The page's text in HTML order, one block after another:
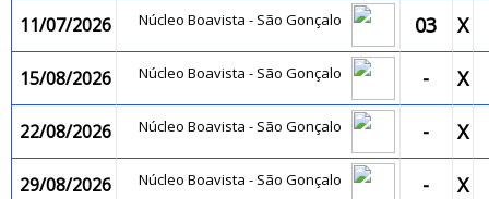
11/07/2026 Núcleo Boavista - São Gonçalo 03 X
15/08/2026 Núcleo Boavista - São Gonçalo - X
22/08/2026 Núcleo Boavista - São Gonçalo - X
29/08/2026 Núcleo Boavista - São Gonçalo - X